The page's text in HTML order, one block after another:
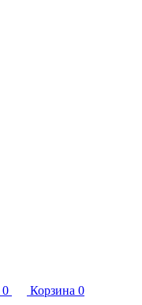
0 Корзина 0